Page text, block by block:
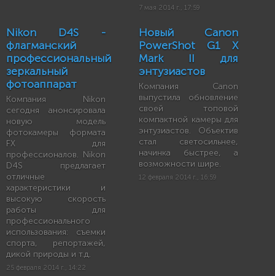
7 мая 2014 г., 17:59
Nikon D4S -
флагманский
профессиональный
зеркальный
фотоаппарат
Компания Nikon
сегодня анонсировала
новую модель
фотокамеры формата
FX для
профессионалов. Nikon
D4S предлагает
отличные
характеристики и
высокую скорость
работы для
профессионального
использования: съемки
спорта, репортажей,
дикой природы и т.д.
25 февраля 2014 г., 14:22
Новый Canon
PowerShot G1 X
Mark II для
энтузиастов
Компания Canon
выпустила обновление
своей топовой
компактной камеры для
энтузиастов. Объектив
стал светосильнее,
начинка быстрее, а
возможности шире.
12 февраля 2014 г., 16:59